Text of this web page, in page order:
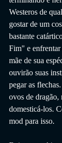
Westeros de
gostar de um
bastante
Fim" e
mãe de sua
ouvirão suas
pegar as
ovos de dragão,
domesticá-los.
mod para isso.